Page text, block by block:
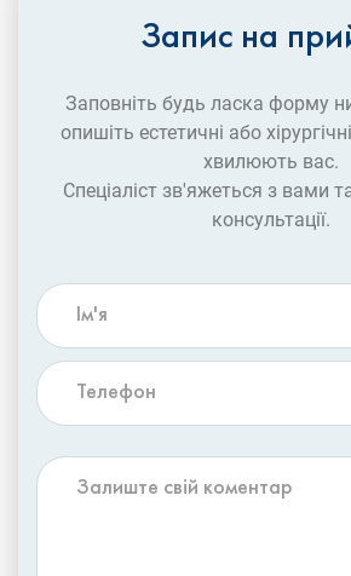
Запис на
Заповніть будь ласка форму
опишіть естетичні або
хвилюють вас.
Спеціаліст зв'яжеться з вами
консультації.